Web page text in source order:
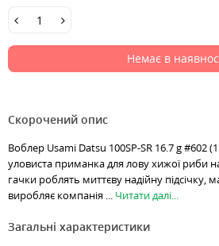
Немає в
Скорочений опис
Воблер Usami Datsu 100SP-SR 16.7 g #602
уловиста приманка для лову хижої риби на
гачки роблять миттєву надійну підсічку,
виробляє компанія ... Читати далі...
Загальні характеристики